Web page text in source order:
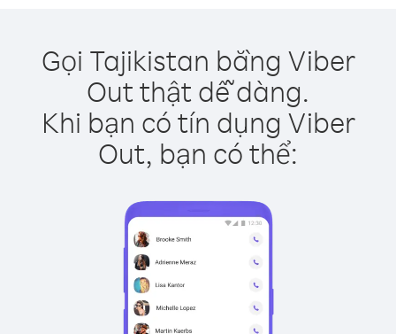
Gọi Tajikistan bằng Viber
Out thật dễ dàng.
Khi bạn có tín dụng Viber
Out, bạn có thể: